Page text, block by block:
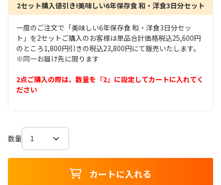
2セット購入値引き!美味しい6年保存食 和・洋食3日分セット
一度のご注文で「美味しい6年保存食 和・洋食3日分セッ
ト」を2セットご購入のお客様は単品合計価格税込25,600円
のところ1,800円引きの税込23,800円にて販売いたします。
※同一お届け先に限ります
2点ご購入の際は、数量を『2』に設定してカートに入れてく
ださい
数量
カートに入れる